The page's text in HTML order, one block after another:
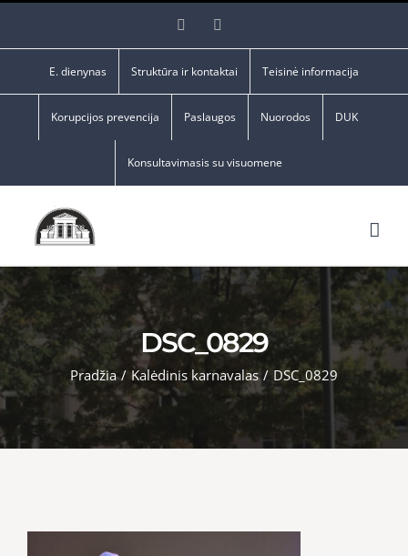
Facebook
E. dienynas Struktūra ir kontaktai Teisinė informacija
Korupcijos prevencija Paslaugos Nuorodos DUK
Konsultavimasis su visuomene
DSC_0829
Pradžia / Kalėdinis karnavalas / DSC_0829